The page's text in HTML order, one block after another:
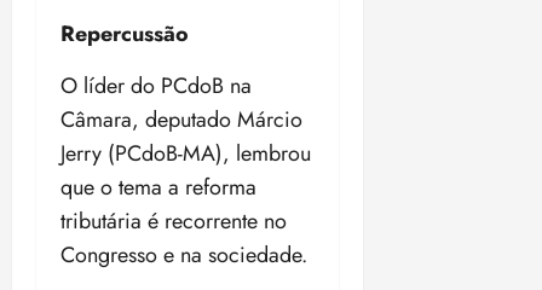
Repercussão
O líder do PCdoB na
Câmara, deputado Márcio
Jerry (PCdoB-MA), lembrou
que o tema a reforma
tributária é recorrente no
Congresso e na sociedade.